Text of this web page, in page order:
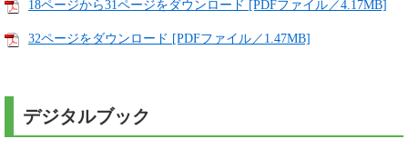
18ページから31ページをダウンロード [PDFファイル／4.17MB]
32ページをダウンロード [PDFファイル／1.47MB]
デジタルブック